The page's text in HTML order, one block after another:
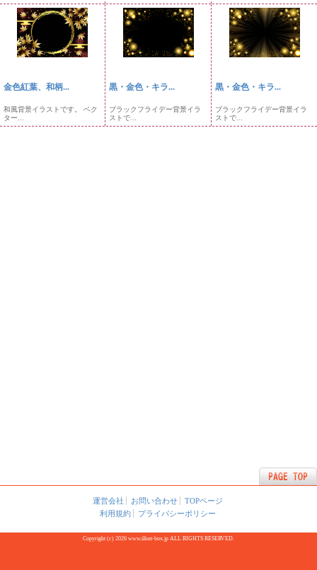
金色紅葉、和柄...
和風背景イラストです。 ベク
ター...
黒・金色・キラ...
ブラックフライデー背景イラ
ストで...
黒・金色・キラ...
ブラックフライデー背景イラ
ストで...
運営会社 お問い合わせ
TOPページ
利用規約
プライバシーポリシー
Copyright (c) 2026 www.illust-box.jp ALL RIGHTS RESERVED.